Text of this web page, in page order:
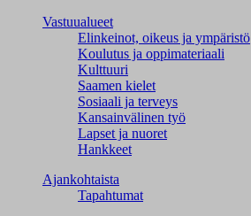
Vastuualueet
Elinkeinot, oikeus ja ympäristö
Koulutus ja oppimateriaali
Kulttuuri
Saamen kielet
Sosiaali ja terveys
Kansainvälinen työ
Lapset ja nuoret
Hankkeet
Ajankohtaista
Tapahtumat